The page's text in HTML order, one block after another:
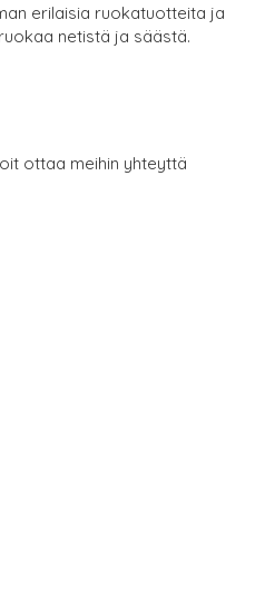
erilaisia ruokatuotteita ja
netistä ja säästä.
ottaa meihin yhteyttä